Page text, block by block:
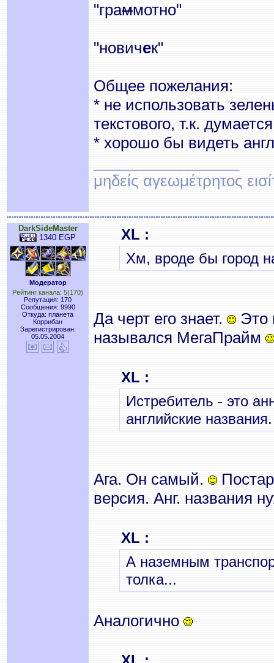
"граммотно"
"новичек"
Общее пожелания:
* не использовать
текстового, т.к.
* хорошо бы видеть
μηδείς αγεωμέτρητος
DarkSideMaster
1340 EGP
Модератор
Рейтинг канала: 5(170)
Репутация: 170
Сообщения: 9990
Откуда: планета
Коррибан
Зарегистрирован:
05.05.2004
XL :
Хм, вроде бы город
Да черт его знает.
Это
назывался МегаПрайм
XL :
Истребитель - это
английские названия.
Ага. Он самый.
версия. Анг. названия
XL :
А наземным
толка...
Аналогично